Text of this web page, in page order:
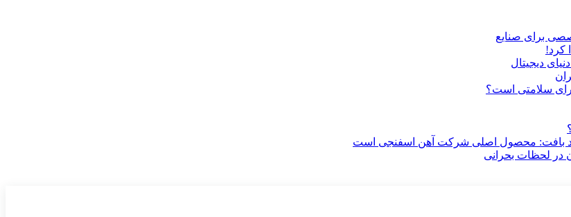
برای صنایع
کرد!
دیجیتال
سلامتی است؟
بافت: محصول اصلی شرکت آهن اسفنجی است
در لحظات بحرانی